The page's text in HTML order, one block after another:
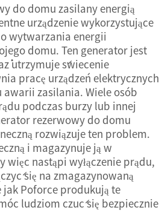
do domu zasilany energią
urządzenie wykorzystujące
wytwarzania energii
domu. Ten generator jest
utrzymuje świecenie
pracę urządzeń elektrycznych
zasilania. Wiele osób
podczas burzy lub innej
rezerwowy do domu
rozwiązuje ten problem.
i magazynuje ją w
więc nastąpi wyłączenie prądu,
się na zmagazynowaną
jak Poforce produkują te
ludziom czuć się bezpiecznie